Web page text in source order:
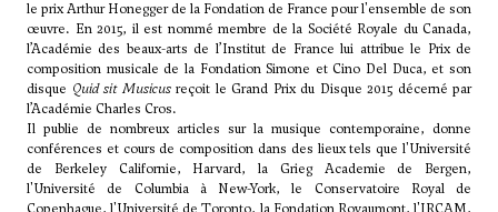
le prix Arthur Honegger de la Fondation de France pour l'ensemble de son
œuvre. En 2015, il est nommé membre de la Société Royale du Canada,
l’Académie des beaux-arts de l’Institut de France lui attribue le Prix de
composition musicale de la Fondation Simone et Cino Del Duca, et son
disque Quid sit Musicusreçoit le Grand Prix du Disque 2015 décerné par
l’Académie Charles Cros.
Il publie de nombreux articles sur la musique contemporaine, donne
conférences et cours de composition dans des lieux tels que l'Université
de Berkeley Californie, Harvard, la Grieg Academie de Bergen,
l'Université de Columbia à New-York, le Conservatoire Royal de